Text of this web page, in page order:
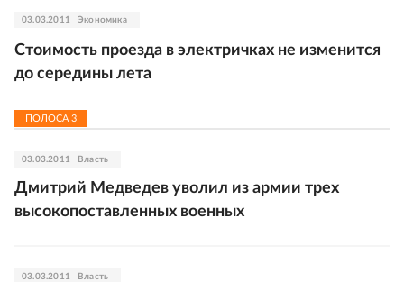
03.03.2011 Экономика
Стоимость проезда в электричках не изменится
до середины лета
ПОЛОСА 3
03.03.2011 Власть
Дмитрий Медведев уволил из армии трех
высокопоставленных военных
03.03.2011 Власть